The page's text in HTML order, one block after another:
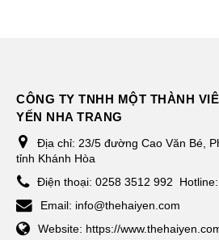
CÔNG TY TNHH MỘT THÀNH
YẾN NHA TRANG
Địa chỉ: 23/5 đường Cao Văn Bé,
tỉnh Khánh Hòa
Điện thoại: 0258 3512 992
Email: info@thehaiyen.com
Website: https://